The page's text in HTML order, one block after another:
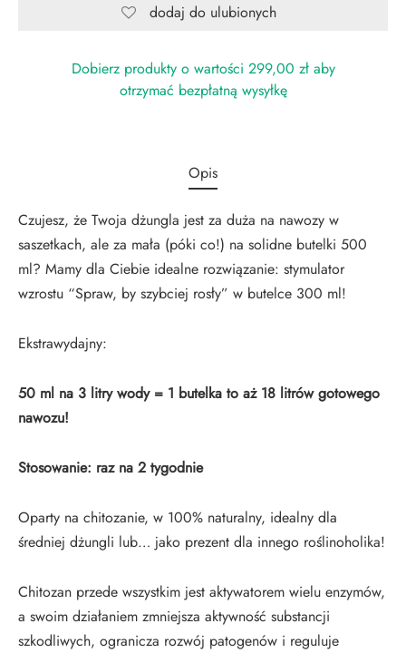
dodaj do ulubionych
Dobierz produkty o wartości 299,00 złaby
otrzymać bezpłatną wysyłkę
Opis
Czujesz, że Twoja dżungla jest za duża na nawozy w
saszetkach, ale za mała (póki co!) na solidne butelki 500
ml? Mamy dla Ciebie idealne rozwiązanie: stymulator
wzrostu “Spraw, by szybciej rosły” w butelce 300 ml!
Ekstrawydajny:
50 ml na 3 litry wody = 1 butelka to aż 18 litrów gotowego
nawozu!
Stosowanie: raz na 2 tygodnie
Oparty na chitozanie, w 100% naturalny, idealny dla
średniej dżungli lub… jako prezent dla innego roślinoholika!
Chitozan przede wszystkim jest aktywatorem wielu enzymów,
a swoim działaniem zmniejsza aktywność substancji
szkodliwych, ogranicza rozwój patogenów i reguluje